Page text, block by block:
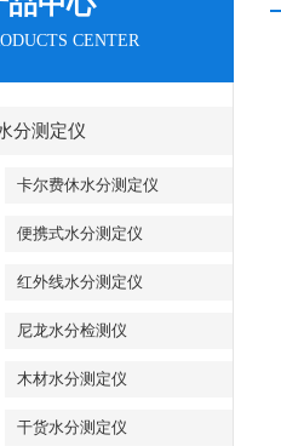
CENTER
分测定仪
卡尔费休水分测定仪
便携式水分测定仪
红外线水分测定仪
尼龙水分检测仪
木材水分测定仪
干货水分测定仪